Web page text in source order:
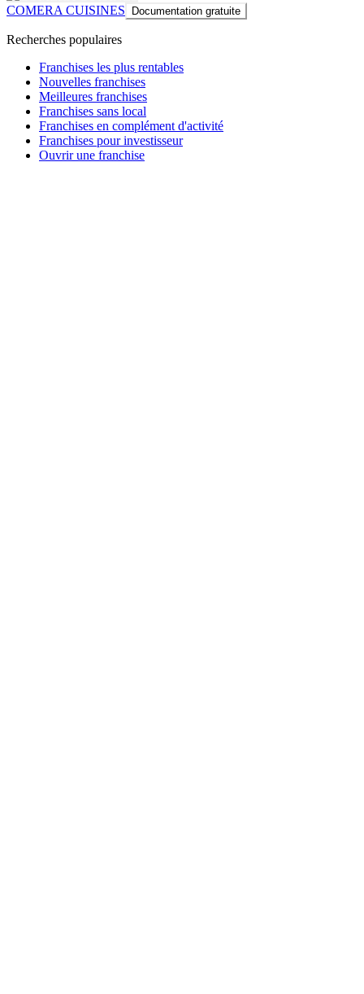
COMERA CUISINES Documentation gratuite
Recherches populaires
Franchises les plus rentables
Nouvelles franchises
Meilleures franchises
Franchises sans local
Franchises en complément d'activité
Franchises pour investisseur
Ouvrir une franchise